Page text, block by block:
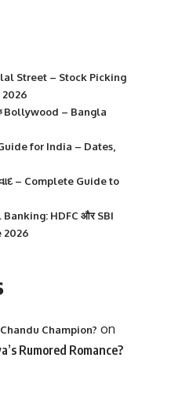
Street – Stock Picking
Bollywood – Bangla
for India – Dates,
– Complete Guide to
HDFC और SBI
2026
Champion? on
Rumored Romance?